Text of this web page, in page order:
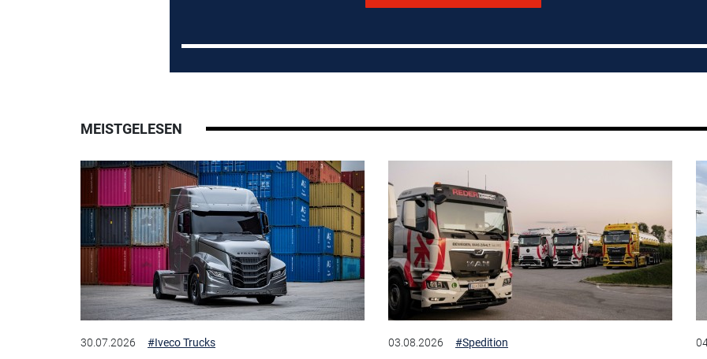
MEISTGELESEN
30.07.2026 #Iveco Trucks 03.08.2026 #Spedition